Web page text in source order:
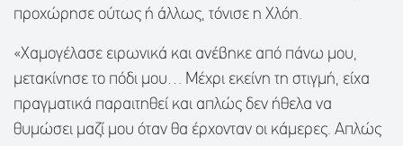
προχώρησε ούτως ή άλλως, τόνισε η Χλόη.
«Χαμογέλασε ειρωνικά και ανέβηκε από πάνω μου,
μετακίνησε το πόδι μου… Μέχρι εκείνη τη στιγμή, είχα
πραγματικά παραιτηθεί και απλώς δεν ήθελα να
θυμώσει μαζί μου όταν θα έρχονταν οι κάμερες. Απλώς